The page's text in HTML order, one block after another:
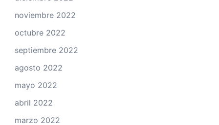
noviembre 2022
octubre 2022
septiembre 2022
agosto 2022
mayo 2022
abril 2022
marzo 2022